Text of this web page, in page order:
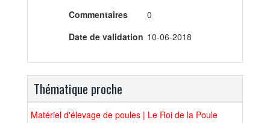
Commentaires
0
Date de validation 10-06-2018
Thématique proche
Matériel d'élevage de poules | Le Roi de la Poule